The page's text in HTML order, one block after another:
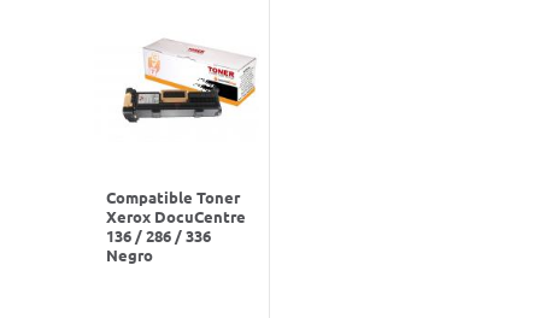
Compatible Toner
Xerox DocuCentre
136 / 286 / 336
Negro